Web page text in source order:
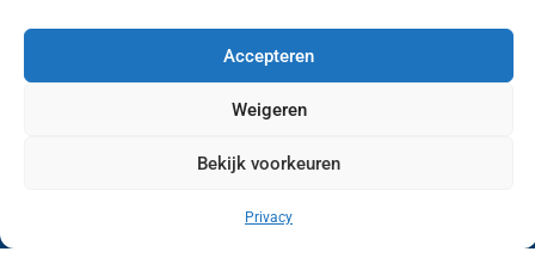
Accepteren
Weigeren
Bekijk voorkeuren
Privacy
Wij van FranekerActueel.nl verzorgen het nieuws